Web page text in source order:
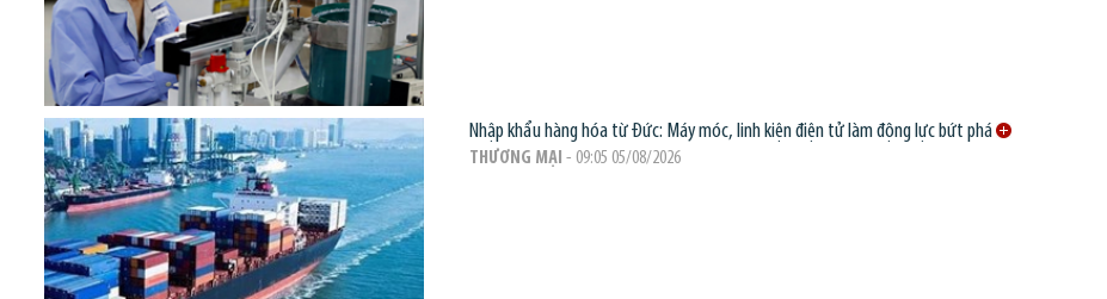
Nhập khẩu hàng hóa từ Đức: Máy móc, linh kiện điện tử làm động lực bứt phá
THƯƠNG MẠI - 09:05 05/08/2026